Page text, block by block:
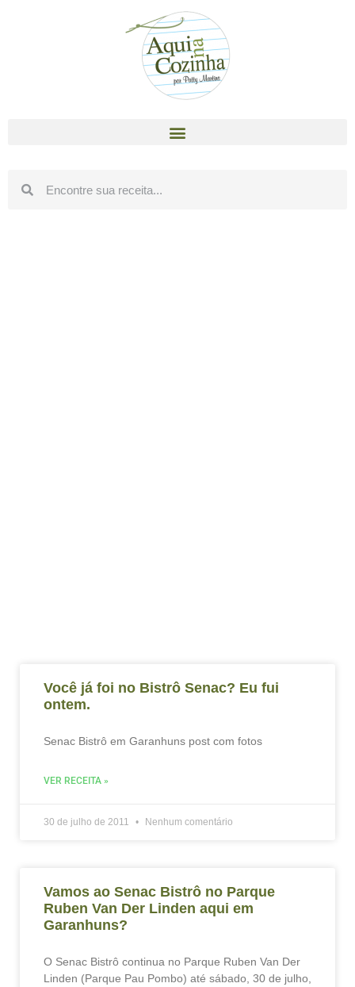
Você já foi no Bistrô Senac? Eu fui
ontem.
Senac Bistrô em Garanhuns post com fotos
VER RECEITA »
30 de julho de 2011 Nenhum comentário
Vamos ao Senac Bistrô no Parque
Ruben Van Der Linden aqui em
Garanhuns?
O Senac Bistrô continua no Parque Ruben Van Der
Linden (Parque Pau Pombo) até sábado, 30 de julho,